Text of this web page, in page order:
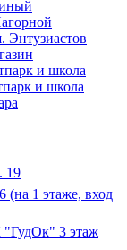
Энтузиастов
и школа
и школа
19
(на 1 этаже, вход
"ГудОк" 3 этаж